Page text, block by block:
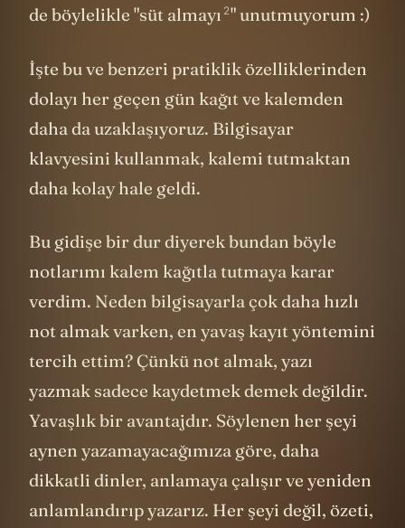
de böylelikle "süt almayı 2" unutmuyorum :)
İşte bu ve benzeri pratiklik özelliklerinden
dolayı her geçen gün kağıt ve kalemden
daha da uzaklaşıyoruz. Bilgisayar
klavyesini kullanmak, kalemi tutmaktan
daha kolay hale geldi.
Bu gidişe bir dur diyerek bundan böyle
notlarımı kalem kağıtla tutmaya karar
verdim. Neden bilgisayarla çok daha hızlı
not almak varken, en yavaş kayıt yöntemini
tercih ettim? Çünkü not almak, yazı
yazmak sadece kaydetmek demek değildir.
Yavaşlık bir avantajdır. Söylenen her şeyi
aynen yazamayacağımıza göre, daha
dikkatli dinler, anlamaya çalışır ve yeniden
anlamlandırıp yazarız. Her şeyi değil, özeti,